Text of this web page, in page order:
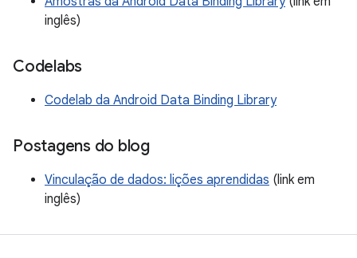
inglês)
Codelabs
Codelab da Android Data Binding Library
Postagens do blog
Vinculação de dados: lições aprendidas (link em
inglês)